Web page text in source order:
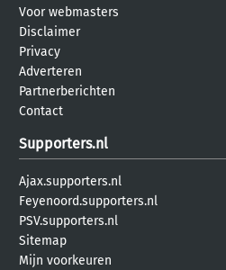
Voor webmasters
Disclaimer
Privacy
Adverteren
Partnerberichten
Contact
Supporters.nl
Ajax.supporters.nl
Feyenoord.supporters.nl
PSV.supporters.nl
Sitemap
Mijn voorkeuren